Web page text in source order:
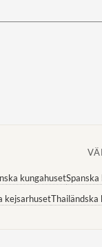
kungahuset
kejsarhusetThailändska